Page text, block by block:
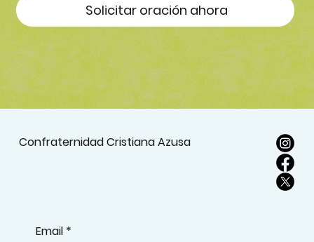
Nos recuerda que, aunque somos diversos en
nuestros dones, estamos llamados a ser uno en
Cristo, trabajando juntos hacia la madurez
espiritual.